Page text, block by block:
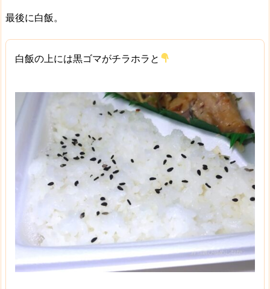
最後に白飯。
白飯の上には黒ゴマがチラホラと